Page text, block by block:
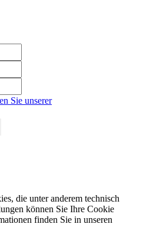
Sie unserer
die unter anderem technisch
können Sie Ihre Cookie
finden Sie in unseren